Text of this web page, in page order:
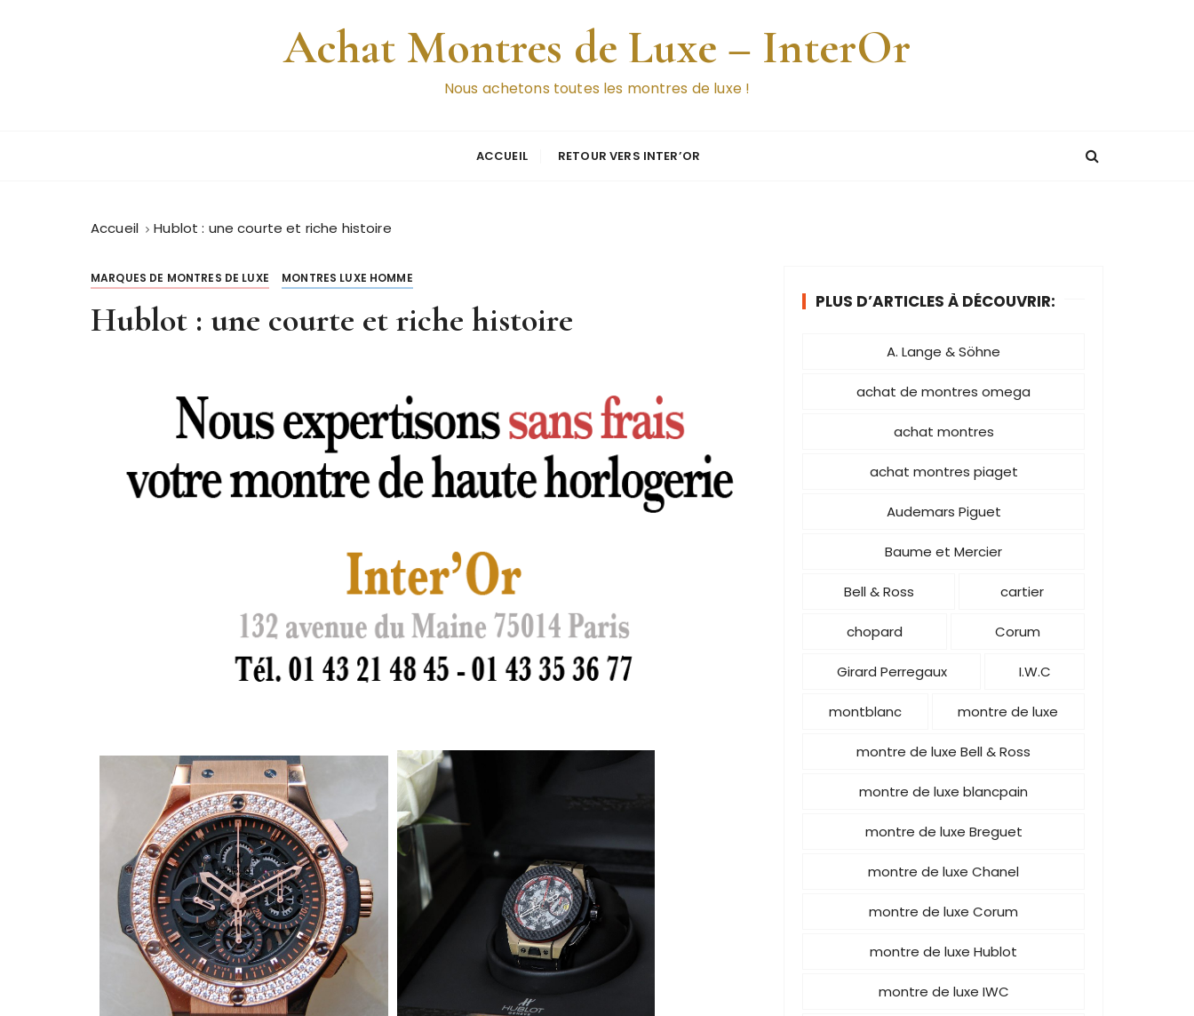
Achat Montres de Luxe – InterOr
Nous achetons toutes les montres de luxe !
ACCUEIL RETOUR VERS INTER’OR
Accueil Hublot : une courte et riche histoire
MARQUES DE MONTRES DE LUXE MONTRES LUXE HOMME
Hublot : une courte et riche histoire PLUS D’ARTICLES À DÉCOUVRIR:
A. Lange & Söhne
achat de montres omega
achat montres
achat montres piaget
Audemars Piguet
Baume et Mercier
Bell & Ross cartier
chopard Corum
Girard Perregaux I.W.C
montblanc montre de luxe
montre de luxe Bell & Ross
montre de luxe blancpain
montre de luxe Breguet
montre de luxe Chanel
montre de luxe Corum
montre de luxe Hublot
montre de luxe IWC